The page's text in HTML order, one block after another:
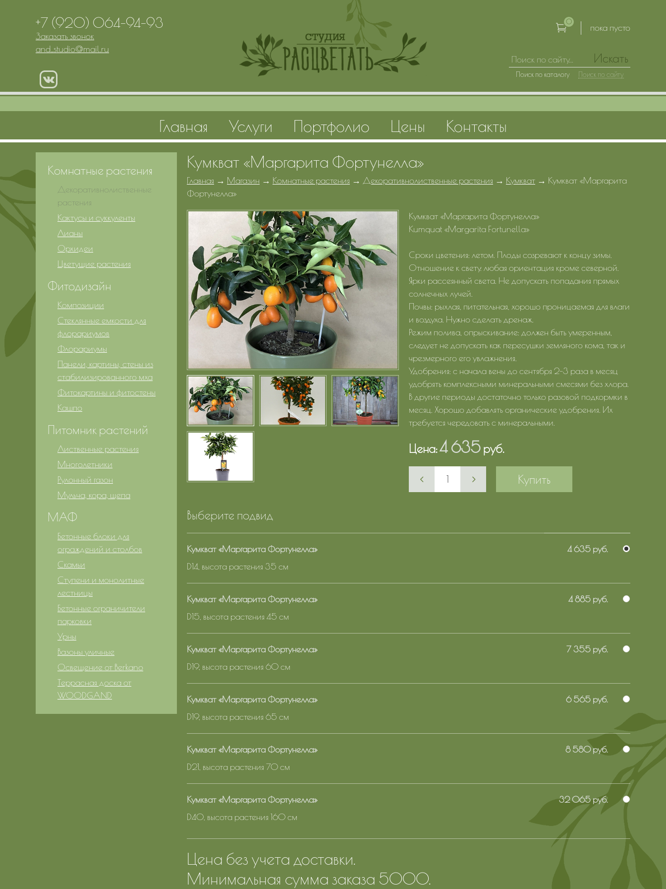
Кумкват «Маргарита Фортунелла»
Главная → Магазин → Комнатные растения → Декоративнолиственные растения → Кумкват → Кумкват «Маргарита
Фортунелла»
Кумкват «Маргарита Фортунелла»
Kumquat «Margarita Fortunella»
Сроки цветения: летом. Плоды созревают к концу зимы.
Отношение к свету: любая ориентация кроме северной.
Ярки рассеянный света. Не допускать попадания прямых
солнечных лучей.
Почвы: рыхлая, питательная, хорошо проницаемая для влаги
и воздуха. Нужно сделать дренаж.
Режим полива, опрыскивание: должен быть умеренным,
следует не допускать как пересушки земляного кома, так и
чрезмерного его увлажнения.
Удобрения: с начала вены до сентября 2-3 раза в месяц
удобрять комплексными минеральными смесями без хлора.
В другие периоды достаточно только разовой подкормки в
месяц. Хорошо добавлять органические удобрения. Их
требуется чередовать с минеральными.
Цена:4 635 руб.
Купить
Выберите подвид
Кумкват «Маргарита Фортунелла»
D14, высота растения 35 см
4 635 руб.
Кумкват «Маргарита Фортунелла»
D15, высота растения 45 см
4 885 руб.
Кумкват «Маргарита Фортунелла»
D19, высота растения 60 см
7 355 руб.
Кумкват «Маргарита Фортунелла»
D19, высота растения 65 см
6 565 руб.
Кумкват «Маргарита Фортунелла»
D21, высота растения 70 см
8 580 руб.
Кумкват «Маргарита Фортунелла»
D40, высота растения 160 см
32 065 руб.
Цена без учета доставки.
Минимальная сумма заказа 5000.
Комнатные растения
Декоративнолиственные
растения
Кактусы и суккуленты
Лианы
Орхидеи
Цветущие растения
Фитодизайн
Композиции
Стеклянные емкости для
флорариумов
Флорариумы
Панели, картины, стены из
стабилизированного мха
Фитокартины и фитостены
Кашпо
Питомник растений
Лиственные растения
Многолетники
Рулонный газон
Мульча, кора, щепа
МАФ
Бетонные блоки для
ограждений и столбов
Скамьи
Ступени и монолитные
лестницы
Бетонные ограничители
парковки
Урны
Вазоны уличные
Освещение от Berkano
Террасная доска от
WOODGAND
+7 (920) 064-94-93
Заказать звонок
and_studio@mail.ru
0
пока пусто
Искать
Поиск по каталогу Поиск по сайту
Главная Услуги Портфолио Цены Контакты